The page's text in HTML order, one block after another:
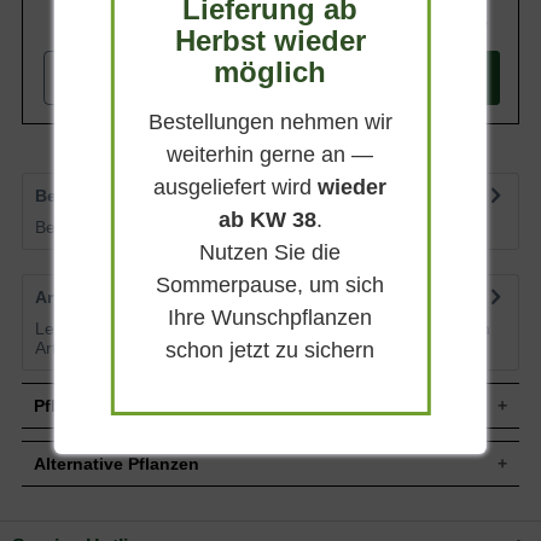
In den
Bewertungen
0
Bewertungen lesen, schreiben und diskutieren...
Artikelfragen
0
Lesen Sie von weiteren Kunden gestellte Fragen zu diesem
Artikel
Pflegehinweise
Pflanz- und PflegetippsTaxus baccata 130 cm
Alternative Pflanzen
Lieferung ab
Herbst wieder
möglich
Bestellungen nehmen wir
weiterhin gerne an —
ausgeliefert wirdwieder
ab KW 38.
Nutzen Sie die
Sommerpause, um sich
Ihre Wunschpflanzen
schon jetzt zu sichern